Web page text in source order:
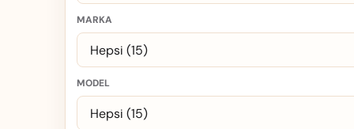
MARKA
MODEL